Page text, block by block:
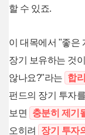
할 수 있죠.
이 대목에서 "좋은
장기 보유하는 것
않나요?"라는 합
펀드의 장기 투자
보면
충분히 제기
오히려
장기 투자